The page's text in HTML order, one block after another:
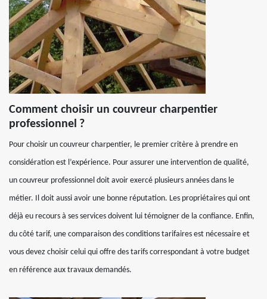
Comment choisir un couvreur charpentier
professionnel ?
Pour choisir un couvreur charpentier, le premier critère à prendre en
considération est l’expérience. Pour assurer une intervention de qualité,
un couvreur professionnel doit avoir exercé plusieurs années dans le
métier. Il doit aussi avoir une bonne réputation. Les propriétaires qui ont
déjà eu recours à ses services doivent lui témoigner de la confiance. Enfin,
du côté tarif, une comparaison des conditions tarifaires est nécessaire et
vous devez choisir celui qui offre des tarifs correspondant à votre budget
en référence aux travaux demandés.